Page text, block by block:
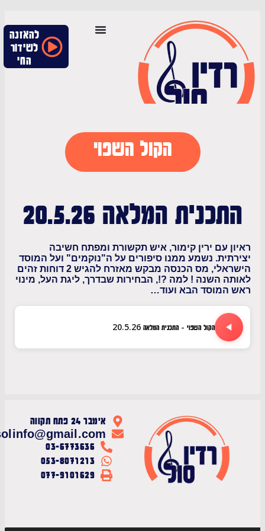
להאזנה
לשידור
החי
הקול השפוי
המלאה 20.5.26
עם ירין קימור, איש תקשורת ומפתח חשיבה
נשמע ממנו סיפורים על ה"נוקמים" ועל המוסד
הישראלי, מס הכנסה מבקש מאזרח להגיש 2 דוחות זהים
השנה ! למה ?!, הבחירות שבדרך, ליגת העל, מינוי
הבא ועוד…
הקול השפוי - התכנית המלאה 20.5.26
אימבר 24 פתח תקווה
radiosolinfo@gmail.com
03-6773636
053-8071213
077-9101629